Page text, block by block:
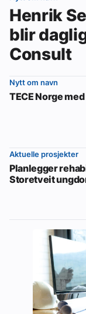
Henrik
blir
Consult
Nytt om navn
TECE Norge
Aktuelle prosjekter
Planlegger
Storetveit